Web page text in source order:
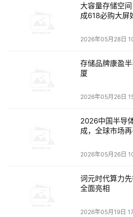
本文来源于DOIT传媒，文章内容仅供
大容量存储空
成618必购大屏
2026年05月28日
存储品牌康盈
厦
2026年05月26日
2026中国半导
成，全球市场
2026年05月26日
词元时代算力
全面亮相
2026年05月19日